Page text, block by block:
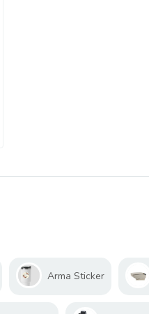
Arma Sticker